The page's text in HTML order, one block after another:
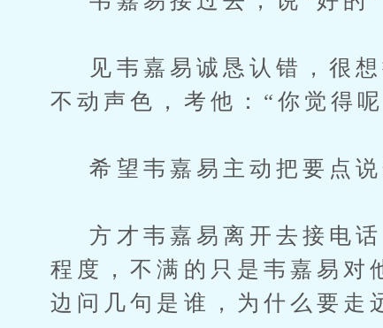
见韦嘉易诚恳认错，很想
不动声色，考他：“你觉得
希望韦嘉易主动把要点说
方才韦嘉易离开去接电话
程度，不满的只是韦嘉易
边问几句是谁，为什么要走